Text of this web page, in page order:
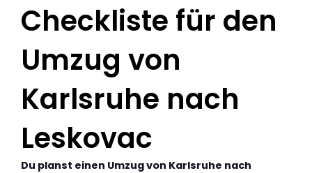
Checkliste für den
Umzug von
Karlsruhe nach
Leskovac
Du planst einen Umzug von Karlsruhe nach